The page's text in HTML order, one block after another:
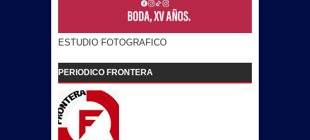
ESTUDIO FOTOGRAFICO
PERIODICO FRONTERA